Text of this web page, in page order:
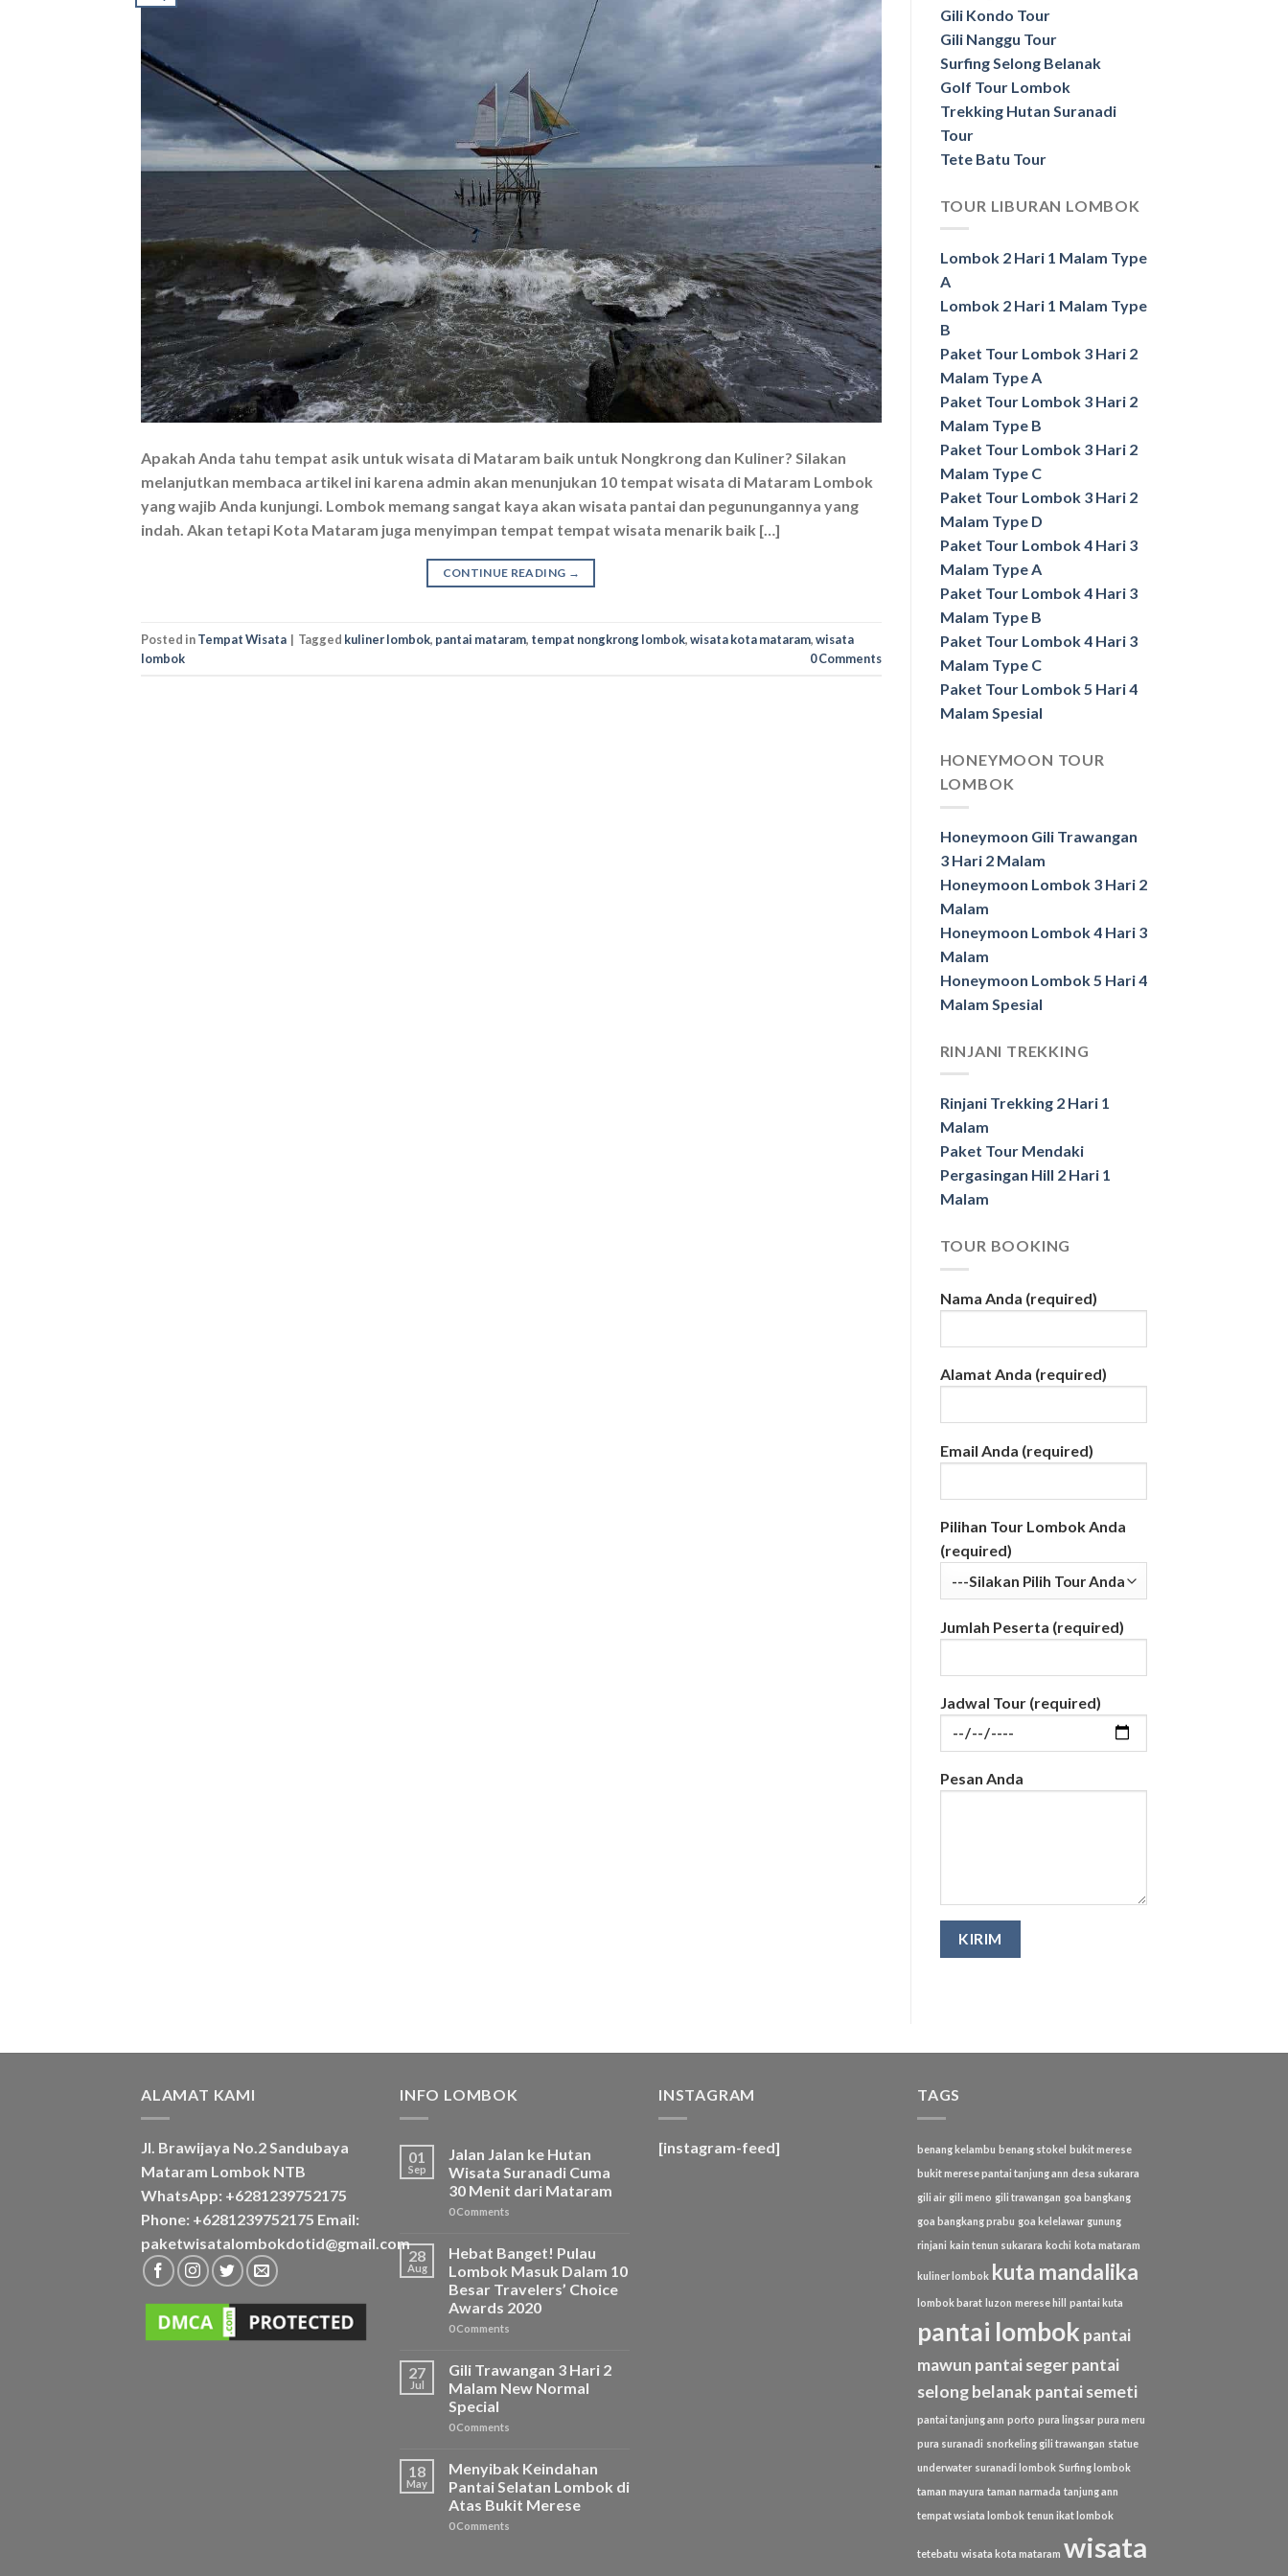
Apakah Anda tahu tempat asik untuk wisata di Mataram baik untuk Nongkrong dan Kuliner? Silakan
melanjutkan membaca artikel ini karena admin akan menunjukan 10 tempat wisata di Mataram Lombok
yang wajib Anda kunjungi. Lombok memang sangat kaya akan wisata pantai dan pegunungannya yang
indah. Akan tetapi Kota Mataram juga menyimpan tempat tempat wisata menarik baik […]
CONTINUE READING →
Posted inTempat Wisata | Tagged kuliner lombok, pantai mataram, tempat nongkrong lombok,wisata kota mataram,wisata
lombok
0 Comments
Gili Kondo Tour
Gili Nanggu Tour
Surfing Selong Belanak
Golf Tour Lombok
Trekking Hutan Suranadi
Tour
Tete Batu Tour
TOUR LIBURAN LOMBOK
Lombok 2 Hari 1 Malam Type
A
Lombok 2 Hari 1 Malam Type
B
Paket Tour Lombok 3 Hari 2
Malam Type A
Paket Tour Lombok 3 Hari 2
Malam Type B
Paket Tour Lombok 3 Hari 2
Malam Type C
Paket Tour Lombok 3 Hari 2
Malam Type D
Paket Tour Lombok 4 Hari 3
Malam Type A
Paket Tour Lombok 4 Hari 3
Malam Type B
Paket Tour Lombok 4 Hari 3
Malam Type C
Paket Tour Lombok 5 Hari 4
Malam Spesial
HONEYMOON TOUR
LOMBOK
Honeymoon Gili Trawangan
3 Hari 2 Malam
Honeymoon Lombok 3 Hari 2
Malam
Honeymoon Lombok 4 Hari 3
Malam
Honeymoon Lombok 5 Hari 4
Malam Spesial
RINJANI TREKKING
Rinjani Trekking 2 Hari 1
Malam
Paket Tour Mendaki
Pergasingan Hill 2 Hari 1
Malam
TOUR BOOKING
Nama Anda (required)
Alamat Anda (required)
Email Anda (required)
Pilihan Tour Lombok Anda
(required)
Jumlah Peserta (required)
Jadwal Tour (required)
Pesan Anda
ALAMAT KAMI
Jl. Brawijaya No.2 Sandubaya
Mataram Lombok NTB
WhatsApp: +6281239752175
Phone: +6281239752175 Email:
paketwisatalombokdotid@gmail.com
INFO LOMBOK
01
Sep
Jalan Jalan ke Hutan
Wisata Suranadi Cuma
30 Menit dari Mataram
0 Comments
28
Aug
Hebat Banget! Pulau
Lombok Masuk Dalam 10
Besar Travelers’ Choice
Awards 2020
0 Comments
27
Jul
Gili Trawangan 3 Hari 2
Malam New Normal
Special
0 Comments
18
May
Menyibak Keindahan
Pantai Selatan Lombok di
Atas Bukit Merese
0 Comments
INSTAGRAM
[instagram-feed]
TAGS
benang kelambu benang stokel bukit merese
bukit merese pantai tanjung ann desa sukarara
gili air gili meno gili trawangan goa bangkang
goa bangkang prabu goa kelelawar gunung
rinjani kain tenun sukarara kochi kota mataram
kuliner lombok kuta mandalika
lombok barat luzon merese hill pantai kuta
pantai lombok pantai
mawun pantai segerpantai
selong belanak pantai semeti
pantai tanjung ann porto pura lingsar pura meru
pura suranadi snorkeling gili trawangan statue
underwater suranadi lombok Surfing lombok
taman mayura taman narmada tanjung ann
tempat wsiata lombok tenun ikat lombok
tetebatu wisata kota mataram wisata